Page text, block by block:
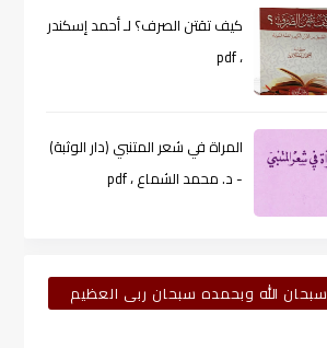
كيف تقتن الصرف؟ لـ أحمد إسكندر
، pdf
المراة في شعر المتنبي (دار الوثبة)
- د. محمد الشماع ، pdf
سبحان الله وبحمده سبحان ربى العظيم